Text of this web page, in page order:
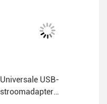
Universale USB-
stroomadapter